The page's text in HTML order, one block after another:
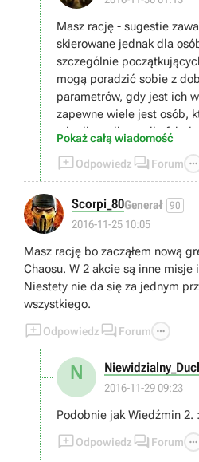
Masz rację - sugestie
skierowane jednak dla
szczególnie
mogą poradzić sobie z
parametrów, gdy jest ich
zapewne wiele jest osób,
tyle dla walk, co dla fabuły
Pokaż całą wiadomość
Odpowiedz  Forum 
Scorpi_80Generał 90
2016-11-25 10:05
Masz rację bo zacząłem nową
Chaosu. W 2 akcie są inne misje
Niestety nie da się za jednym
wszystkiego.
Odpowiedz  Forum 
N
2016-11-29 09:23
Podobnie jak Wiedźmin 2.
Odpowiedz  Forum 